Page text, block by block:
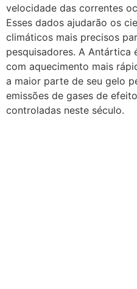
velocidade das correntes
Esses dados ajudarão os
climáticos mais precisos
pesquisadores. A Antártica
com aquecimento mais
a maior parte de seu gelo
emissões de gases de
controladas neste século.